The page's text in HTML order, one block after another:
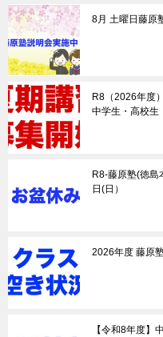
8月 土曜日藤原
R8（2026年度
中学生・高校生
R8-藤原塾(徳島
日(日）
2026年度 藤原
【令和8年度】